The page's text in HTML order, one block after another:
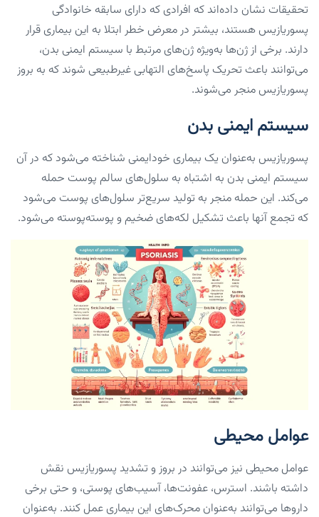
تحقیقات نشان داده‌اند که افرادی که دارای سابقه خانوادگی
پسوریازیس هستند، بیشتر در معرض خطر ابتلا به این بیماری قرار
دارند. برخی از ژن‌ها به‌ویژه ژن‌های مرتبط با سیستم ایمنی بدن،
می‌توانند باعث تحریک پاسخ‌های التهابی غیرطبیعی شوند که به بروز
پسوریازیس منجر می‌شوند.
سیستم ایمنی بدن
پسوریازیس به‌عنوان یک بیماری خودایمنی شناخته می‌شود که در آن
سیستم ایمنی بدن به اشتباه به سلول‌های سالم پوست حمله
می‌کند. این حمله منجر به تولید سریع‌تر سلول‌های پوست می‌شود
که تجمع آنها باعث تشکیل لکه‌های ضخیم و پوسته‌پوسته می‌شود.
عوامل محیطی
عوامل محیطی نیز می‌توانند در بروز و تشدید پسوریازیس نقش
داشته باشند. استرس، عفونت‌ها، آسیب‌های پوستی، و حتی برخی
داروها می‌توانند به‌عنوان محرک‌های این بیماری عمل کنند. به‌عنوان